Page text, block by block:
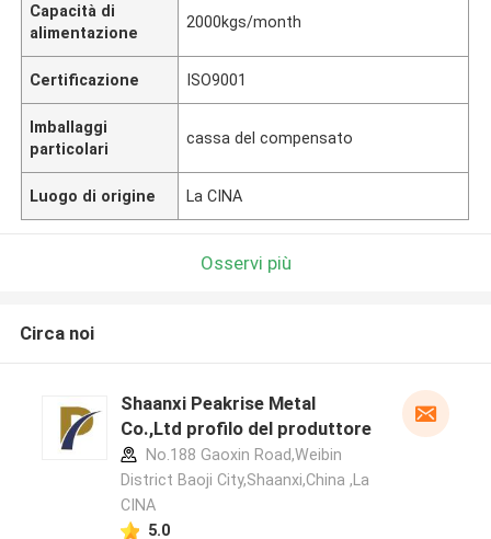
Capacità di
alimentazione
2000kgs/month
Certificazione ISO9001
Imballaggi
particolari
cassa del compensato
Luogo di origine La CINA
Osservi più
Circa noi
Shaanxi Peakrise Metal
Co.,Ltd profilo del produttore
No.188 Gaoxin Road,Weibin
District Baoji City,Shaanxi,China ,La
CINA
5.0